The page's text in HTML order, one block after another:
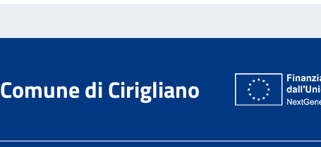
Comune di Cirigliano